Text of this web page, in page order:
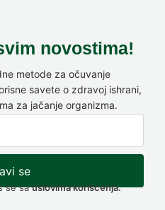
novostima!
metode za očuvanje
savete o zdravoj ishrani,
za jačanje organizma.
se
se sauslovima korišćenja.